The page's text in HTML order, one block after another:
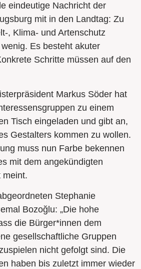
eindeutige Nachricht der
mit in den Landtag: Zu
, Klima- und Artenschutz
Es besteht akuter
Schritte müssen auf den
Markus Söder hat
zu einem
Tisch eingeladen und gibt an,
Gestalters kommen zu wollen.
muss nun Farbe bekennen
mit dem angekündigten
meint.
Stephanie
Bozoğlu: „Die hohe
die Bürger*innen dem
gesellschaftliche Gruppen
nicht gefolgt sind. Die
haben bis zuletzt immer wieder